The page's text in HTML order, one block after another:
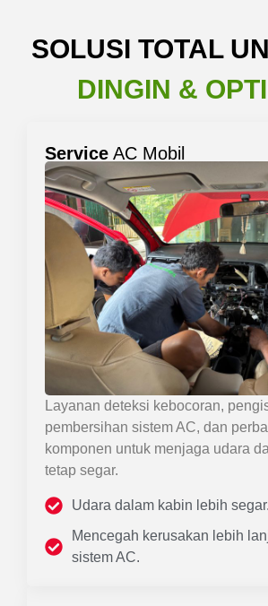
SOLUSI TOTAL
DINGIN &
Service AC Mobil
Layanan deteksi kebocoran,
pembersihan sistem AC, dan
komponen untuk menjaga udara
tetap segar.
Udara dalam kabin lebih segar.
Mencegah kerusakan lebih
sistem AC.